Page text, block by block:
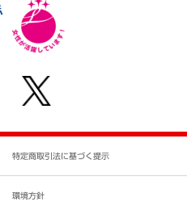
続きについて
特定商取引法に基づく提示
環境方針